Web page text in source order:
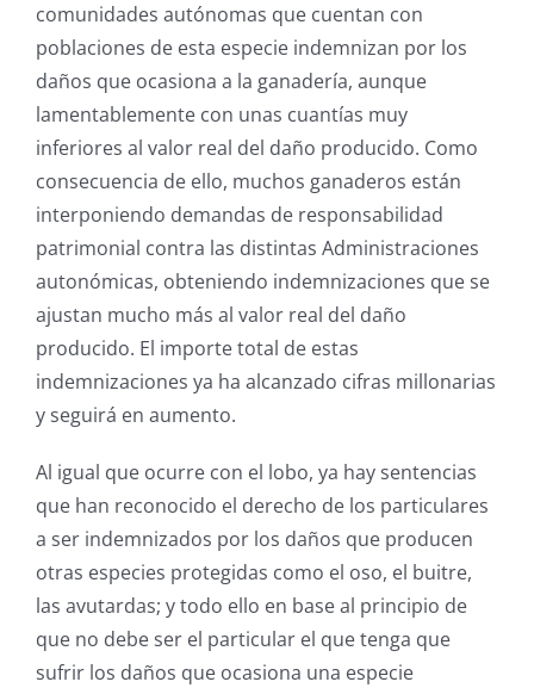
comunidades autónomas que cuentan con
poblaciones de esta especie indemnizan por los
daños que ocasiona a la ganadería, aunque
lamentablemente con unas cuantías muy
inferiores al valor real del daño producido. Como
consecuencia de ello, muchos ganaderos están
interponiendo demandas de responsabilidad
patrimonial contra las distintas Administraciones
autonómicas, obteniendo indemnizaciones que se
ajustan mucho más al valor real del daño
producido. El importe total de estas
indemnizaciones ya ha alcanzado cifras millonarias
y seguirá en aumento.
Al igual que ocurre con el lobo, ya hay sentencias
que han reconocido el derecho de los particulares
a ser indemnizados por los daños que producen
otras especies protegidas como el oso, el buitre,
las avutardas; y todo ello en base al principio de
que no debe ser el particular el que tenga que
sufrir los daños que ocasiona una especie